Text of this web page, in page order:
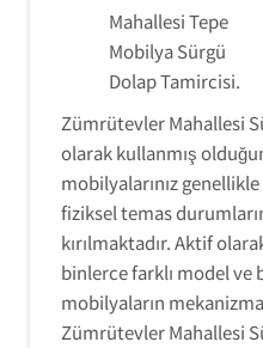
Mahallesi Tepe
Mobilya Sürgü
Dolap Tamircisi.
Zümrütevler Mahallesi
olarak kullanmış
mobilyalarınız
fiziksel temas
kırılmaktadır. Aktif
binlerce farklı model ve
mobilyaların
Zümrütevler Mahallesi